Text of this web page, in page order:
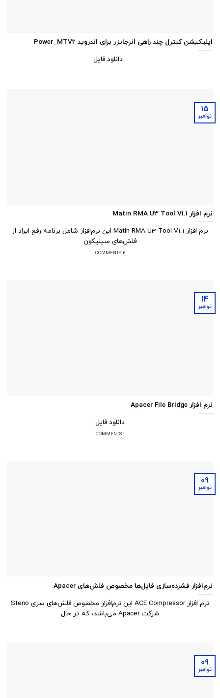
اپلیکیشن کنترل چند راهی انرجایزر برای اندروید Power_MTV2
دانلود فایل
نرم افزار Matin RMA U3 Tool V1.1
نرم افزار Matin RMA U3 Tool V1.1 این نرم‌افزار شامل برنامه رفع ایراد از
فلش‌های سیلیکون
2 COMMENTS
15
نوامبر
نرم افزار Apacer File Bridge
دانلود فایل
1 COMMENTS
14
نوامبر
نرم‌افزار فشرده‌سازی فایل‌ها مخصوص فلش‌های Apacer
نرم افزار ACE Compressor این نرم‌افزار مخصوص فلش‌های سری Steno
شرکت Apacer می‌باشد، که در حال
09
نوامبر
09
نوامبر